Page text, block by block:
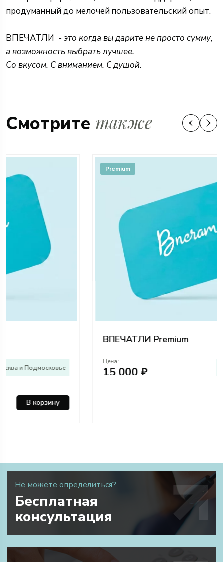
продуманный до мелочей пользовательский опыт.
ВПЕЧАТЛИ - это когда вы дарите не просто сумму,
а возможность выбрать лучшее.
Со вкусом. С вниманием. С душой.
Смотрите также
ВПЕЧАТЛИ Premium
Цена:
15 000 ₽ Москва и Подмосковье
Не можете определиться?
Бесплатная
консультация